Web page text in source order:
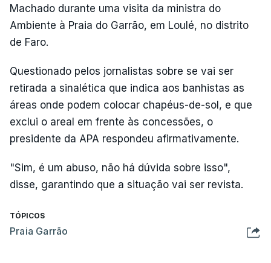
Machado durante uma visita da ministra do
Ambiente à Praia do Garrão, em Loulé, no distrito
de Faro.
Questionado pelos jornalistas sobre se vai ser
retirada a sinalética que indica aos banhistas as
áreas onde podem colocar chapéus-de-sol, e que
exclui o areal em frente às concessões, o
presidente da APA respondeu afirmativamente.
"Sim, é um abuso, não há dúvida sobre isso",
disse, garantindo que a situação vai ser revista.
TÓPICOS
Praia Garrão